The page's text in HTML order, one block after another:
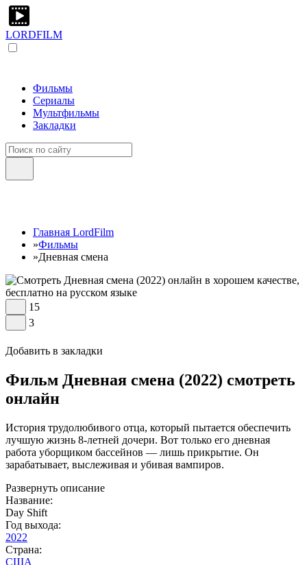
LORDFILM
Фильмы
Сериалы
Мультфильмы
Закладки
Главная LordFilm
»Фильмы
»Дневная смена
15
3
Добавить в закладки
Фильм Дневная смена (2022) смотреть
онлайн
История трудолюбивого отца, который пытается обеспечить
лучшую жизнь 8-летней дочери. Вот только его дневная
работа уборщиком бассейнов — лишь прикрытие. Он
зарабатывает, выслеживая и убивая вампиров.
Развернуть описание
Название:
Day Shift
Год выхода:
2022
Страна:
США